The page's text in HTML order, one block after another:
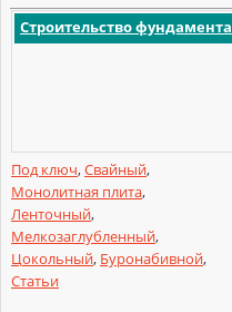
Строительство фундамента
Под ключ,Свайный,
Монолитная плита,
Ленточный,
Мелкозаглубленный,
Цокольный, Буронабивной,
Статьи